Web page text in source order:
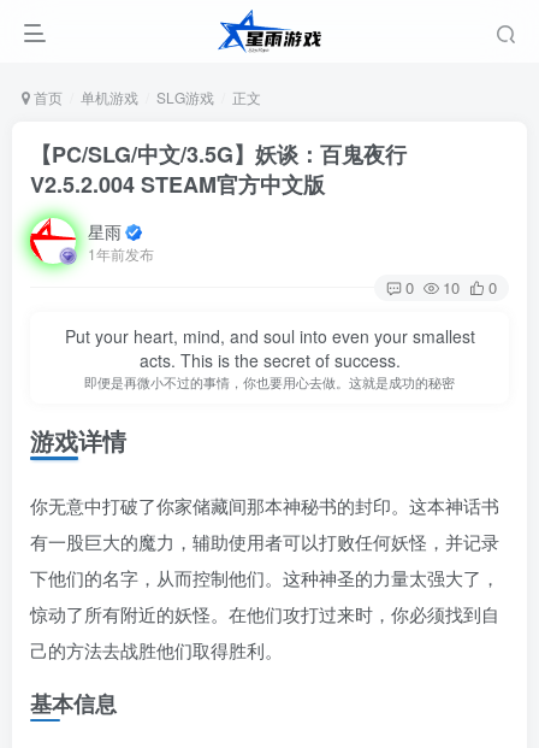
首页 单机游戏 SLG游戏 正文
【PC/SLG/中文/3.5G】妖谈：百鬼夜行
V2.5.2.004 STEAM官方中文版
星雨
1年前发布
0 10 0
Put your heart, mind, and soul into even your smallest
acts. This is the secret of success.
即便是再微小不过的事情，你也要用心去做。这就是成功的秘密
游戏详情
你无意中打破了你家储藏间那本神秘书的封印。这本神话书
有一股巨大的魔力，辅助使用者可以打败任何妖怪，并记录
下他们的名字，从而控制他们。这种神圣的力量太强大了，
惊动了所有附近的妖怪。在他们攻打过来时，你必须找到自
己的方法去战胜他们取得胜利。
基本信息